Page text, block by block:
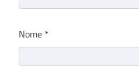
Nome *